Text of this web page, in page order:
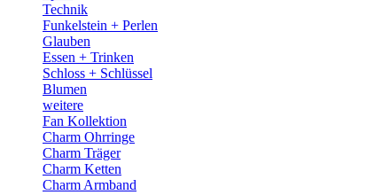
Technik
Funkelstein + Perlen
Glauben
Essen + Trinken
Schloss + Schlüssel
Blumen
weitere
Fan Kollektion
Charm Ohrringe
Charm Träger
Charm Ketten
Charm Armband